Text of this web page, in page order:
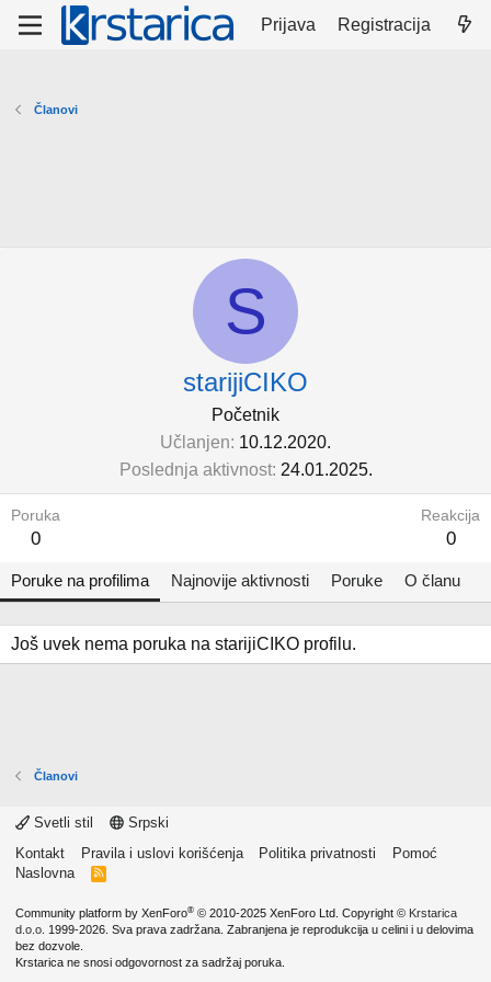
Prijava Registracija
Članovi
S
starijiCIKO
Početnik
Učlanjen 10.12.2020.
Poslednja aktivnost 24.01.2025.
Poruka
0
Reakcija
0
Poruke na profilima Najnovije aktivnosti Poruke O članu
Još uvek nema poruka na starijiCIKO profilu.
Članovi
Svetli stil
Srpski
Kontakt
Pravila i uslovi korišćenja Politika privatnosti
Pomoć
Naslovna
R
Community platform by XenForo® © 2010-2025 XenForo Ltd. Copyright © Krstarica
d.o.o. 1999-2026. Sva prava zadržana. Zabranjena je reprodukcija u celini i u delovima
bez dozvole.
Krstarica ne snosi odgovornost za sadržaj poruka.